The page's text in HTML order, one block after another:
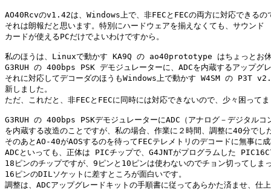
AO40Rcvのv1.42は、Windows上で、非FECとFECの両方に対応できるの
それは朗報だと思います。特別にハードウェアを揃えなくても、サウンド
カードが使えるPCだけでよいわけですから。
私のほうは、Linuxで動かす KA9Q の ao40prototype はちょっとお
G3RUH の 400bps PSK デモジュレーターに、ADCを内蔵するアップグ
それに対応してデコーダのほうもWindows上で動かす W4SM の P3T
新しました。
ただ、これだと、非FECとFECに同時には対応できないので、少々困って
G3RUH の 400bps PSKデモジュレーターにADC（アナログ－デジタルコ
を内蔵する改造のことですが、私の場合、作業に２時間、調整に40分でし
そのあとAO-40がAOSするのを待ってFECテレメトリのデコードに無事に
ADCといっても、正体は PICチップで、G4JNTがプログラムした
18ピンのチップですが、9ピンと10ピンは使わないのでチョン切ってしま
16ピンのDILソケットに差すところが面白いです。
調整は、ADCアップグレードキットの手順書に従ってあらかた済ませ、仕